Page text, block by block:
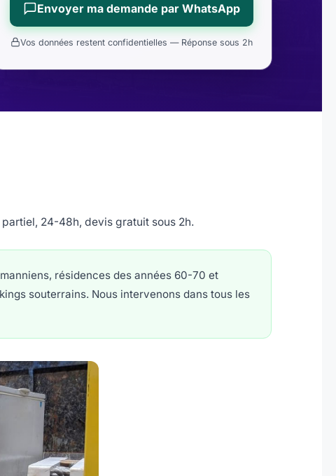
Envoyer ma demande par WhatsApp
Vos données restent confidentielles — Réponse sous 2h
24-48h, devis gratuit sous 2h.
résidences des années 60-70 et
souterrains. Nous intervenons dans tous les